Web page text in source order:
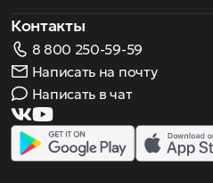
Контакты
8 800 250-59-59
Написать на почту
Написать в чат